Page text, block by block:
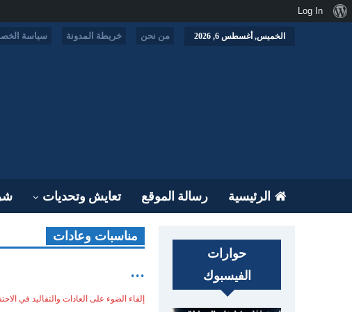
الخميس, أغسطس 6, 2026 من نحن خريطة المدونة سياسة
الرئيسية رسالة الموقع تعايش وتحديات
مناسبات وعادات
...
إلقاء الضوء على العادات والتقاليد في
حوارات
الفيسبوك
نبذةLog In